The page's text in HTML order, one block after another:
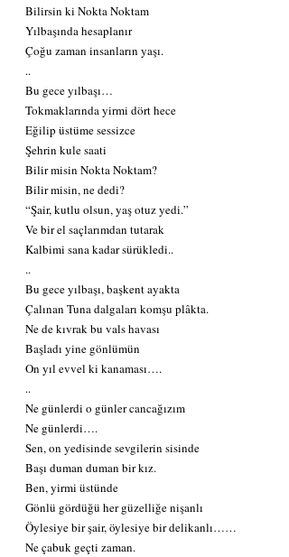
Bilirsin ki Nokta Noktam
Yılbaşında hesaplanır
Çoğu zaman insanların yaşı.
..
Bu gece yılbaşı…
Tokmaklarında yirmi dört hece
Eğilip üstüme sessizce
Şehrin kule saati
Bilir misin Nokta Noktam?
Bilir misin, ne dedi?
“Şair, kutlu olsun, yaş otuz yedi.”
Ve bir el saçlarımdan tutarak
Kalbimi sana kadar sürükledi..
..
Bu gece yılbaşı, başkent ayakta
Çalınan Tuna dalgaları komşu plâkta.
Ne de kıvrak bu vals havası
Başladı yine gönlümün
On yıl evvel ki kanaması….
..
Ne günlerdi o günler cancağızım
Ne günlerdi….
Sen, on yedisinde sevgilerin sisinde
Başı duman duman bir kız.
Ben, yirmi üstünde
Gönlü gördüğü her güzelliğe nişanlı
Öylesiye bir şair, öylesiye bir delikanlı……
Ne çabuk geçti zaman.